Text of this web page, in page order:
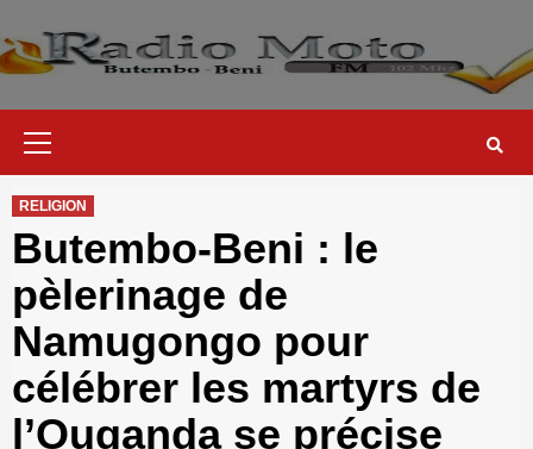
to
content
RELIGION
Butembo-Beni : le
pèlerinage de
Namugongo pour
célébrer les martyrs de
l’Ouganda se précise